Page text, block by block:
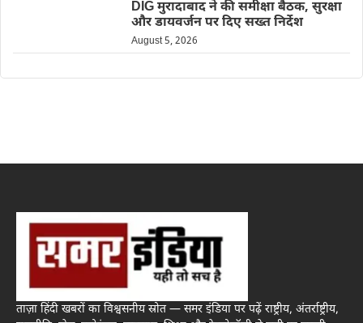
DIG मुरादाबाद ने की समीक्षा बैठक, सुरक्षा
और डायवर्जन पर दिए सख्त निर्देश
August 5, 2026
ताज़ा हिंदी खबरों का विश्वसनीय स्रोत — समर इंडिया पर पढ़ें राष्ट्रीय, अंतर्राष्ट्रीय,